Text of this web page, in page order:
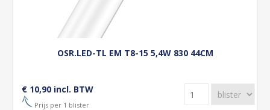
OSR.LED-TL EM T8-15 5,4W 830 44CM
€ 10,90 incl. BTW
Prijs per 1 blister